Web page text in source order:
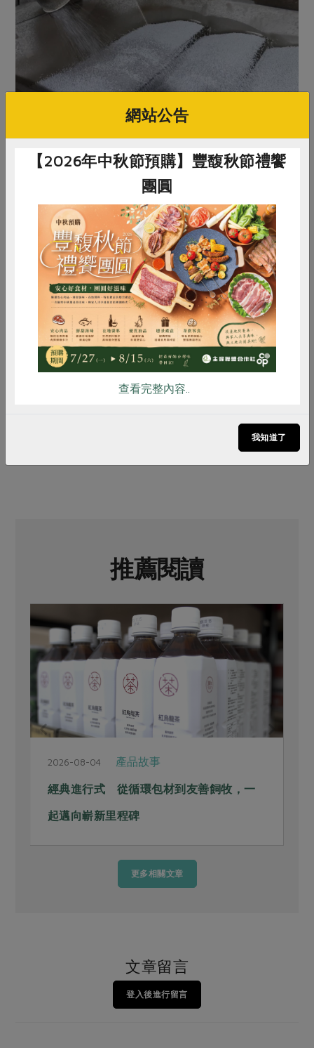
示，他們能根據廠商需求提供不同顏色的塑膠粒子，再製
成建材、文具、椅子、家用品，甚至塑膠袋。該公司主要
處理海洋廢塑、農業廢塑、玩具等各類材料，年處理量從
最初的700公噸成長至現在的6萬公噸，連國際的塑膠瓶也
會送來處理。
洪哲盛提到，環境部正在規劃立法要求廠商逐年增加使用
回收料，以配合2050年淨零排放目標。目前使用回收料的
主要是品牌廠商和汽車廠，特別是日本汽車廠商發展迅
速，台灣需跟上國際腳步。從工廠到商店，從廢棄瓶身到
再生未來，塑膠的價值被重新定義。當人們願意多思考一
秒、多做一個選擇，廢物才能成為新資源，循環才能成為
日常。
推薦閱讀
2026-08-04 產品故事
經典進行式 從循環包材到友善飼牧，一
起邁向嶄新里程碑
更多相關文章
文章留言
登入後進行留言
惜食 RPET 食譜 減硝酸鹽
雞蛋 食安 共同購買
網站公告
【2026年中秋節預購】豐馥秋節禮饗
團圓
查看完整內容..
我知道了